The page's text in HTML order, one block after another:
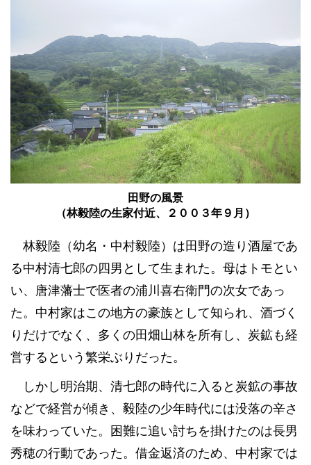
田野の風景
（林毅陸の生家付近、２００３年９月）
林毅陸（幼名・中村毅陸）は田野の造り酒屋であ
る中村清七郎の四男として生まれた。母はトモとい
い、唐津藩士で医者の浦川喜右衛門の次女であっ
た。中村家はこの地方の豪族として知られ、酒づく
りだけでなく、多くの田畑山林を所有し、炭鉱も経
営するという繁栄ぶりだった。
しかし明治期、清七郎の時代に入ると炭鉱の事故
などで経営が傾き、毅陸の少年時代には没落の辛さ
を味わっていた。困難に追い討ちを掛けたのは長男
秀穂の行動であった。借金返済のため、中村家では